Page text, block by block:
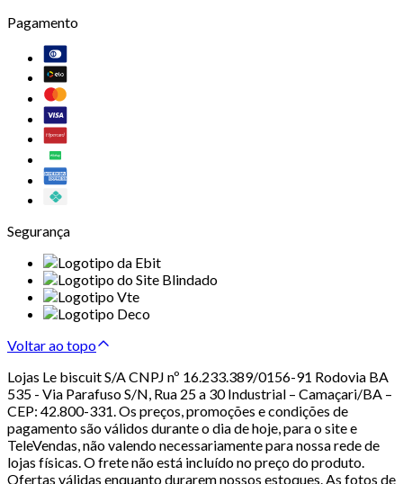
Pagamento
Segurança
Voltar ao topo
Lojas Le biscuit S/A CNPJ nº 16.233.389/0156-91 Rodovia BA
535 - Via Parafuso S/N, Rua 25 a 30 Industrial – Camaçari/BA –
CEP: 42.800-331. Os preços, promoções e condições de
pagamento são válidos durante o dia de hoje, para o site e
TeleVendas, não valendo necessariamente para nossa rede de
lojas físicas. O frete não está incluído no preço do produto.
Ofertas válidas enquanto durarem nossos estoques. As fotos de